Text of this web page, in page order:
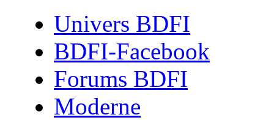
Univers BDFI
BDFI-Facebook
Forums BDFI
Moderne